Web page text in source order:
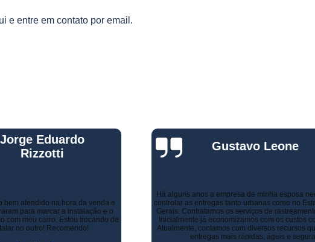
Rastreador Portátil para Veículos
Gps Veicular
Rastreador Automotivo Belo
Rastreador e Bloqueador Automotivo
e entre em contato por email.
da venda e
e o
trocando de
Gustavo Leone
Há alguns anos a empresa de minha esposa necessitava de
controlar as entregas tanto urbanas como no Estado de Minas
Gerais. Contratamos os serviços de rastreamento e logística.
Inicialmente já economizamos com os custos com seguros.
Atualmente, contamos com diversos recursos que tornam as
entregas mais rápidas, ágeis e seguras.